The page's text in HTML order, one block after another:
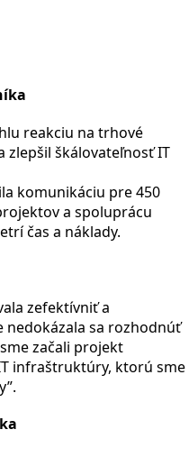
reakciu na trhové
zlepšil škálovateľnosť IT
komunikáciu pre 450
a spoluprácu
čas a náklady.
zefektívniť a
nedokázala sa rozhodnúť
začali projekt
infraštruktúry, ktorú sme